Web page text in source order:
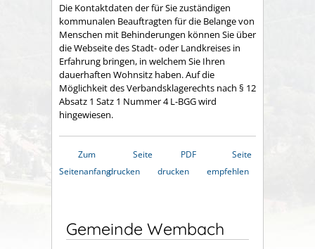
Die Kontaktdaten der für Sie zuständigen
kommunalen Beauftragten für die Belange von
Menschen mit Behinderungen können Sie über
die Webseite des Stadt- oder Landkreises in
Erfahrung bringen, in welchem Sie Ihren
dauerhaften Wohnsitz haben. Auf die
Möglichkeit des Verbandsklagerechts nach § 12
Absatz 1 Satz 1 Nummer 4 L-BGG wird
hingewiesen.
Zum
Seitenanfang
Seite
drucken
PDF
drucken
Seite
empfehlen
Gemeinde Wembach